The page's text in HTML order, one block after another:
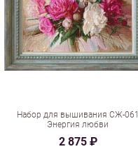
Набор для вышивания СЖ-061
Энергия любви
2 875 ₽